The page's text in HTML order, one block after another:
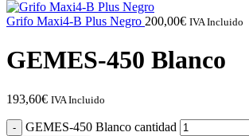
Grifo Maxi4-B Plus Negro 200,00€ IVA Incluido
GEMES-450 Blanco
193,60€ IVA Incluido
GEMES-450 Blanco cantidad